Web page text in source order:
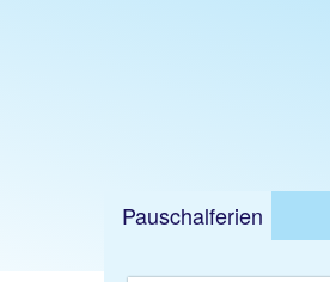
Pauschalferien